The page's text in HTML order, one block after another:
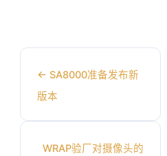
← SA8000准备发布新
版本
WRAP验厂对摄像头的